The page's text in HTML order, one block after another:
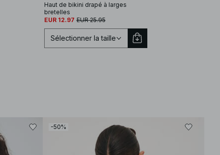
Haut de bikini drapé à larges
bretelles
EUR 12.97 EUR 25.95
Sélectionner la taille
-50%